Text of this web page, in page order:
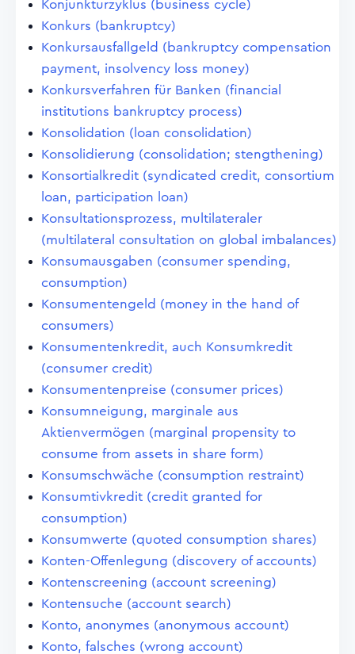
Konjunkturzyklus (business cycle)
Konkurs (bankruptcy)
Konkursausfallgeld (bankruptcy compensation
payment, insolvency loss money)
Konkursverfahren für Banken (financial
institutions bankruptcy process)
Konsolidation (loan consolidation)
Konsolidierung (consolidation; stengthening)
Konsortialkredit (syndicated credit, consortium
loan, participation loan)
Konsultationsprozess, multilateraler
(multilateral consultation on global imbalances)
Konsumausgaben (consumer spending,
consumption)
Konsumentengeld (money in the hand of
consumers)
Konsumentenkredit, auch Konsumkredit
(consumer credit)
Konsumentenpreise (consumer prices)
Konsumneigung, marginale aus
Aktienvermögen (marginal propensity to
consume from assets in share form)
Konsumschwäche (consumption restraint)
Konsumtivkredit (credit granted for
consumption)
Konsumwerte (quoted consumption shares)
Konten-Offenlegung (discovery of accounts)
Kontenscreening (account screening)
Kontensuche (account search)
Konto, anonymes (anonymous account)
Konto, falsches (wrong account)